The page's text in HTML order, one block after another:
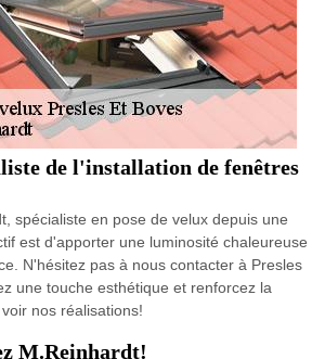
de l'installation de fenêtres
spécialiste en pose de velux depuis une
est d'apporter une luminosité chaleureuse
N'hésitez pas à nous contacter à Presles
une touche esthétique et renforcez la
nos réalisations!
M.Reinhardt!